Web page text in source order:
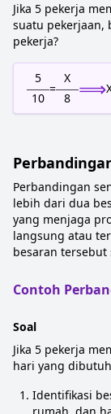
Jika 5 pekerja
suatu pekerjaan,
pekerja?
5
10
=
X
8 ⟹
Perbandingan
lebih dari dua
yang menjaga
langsung atau
besaran
Contoh
Soal
Jika 5 pekerja
hari yang
Identifikasi